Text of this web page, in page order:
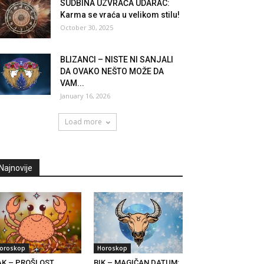
SUDBINA UZVRAĆA UDARAC:
Karma se vraća u velikom stilu!
October 30, 2025
BLIZANCI – NISTE NI SANJALI
DA OVAKO NEŠTO MOŽE DA
VAM...
January 16, 2026
Load more
Horoskop